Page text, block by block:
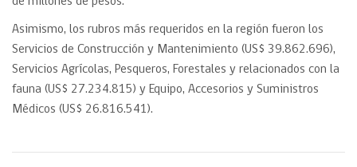
Asimismo, los rubros más requeridos en la región fueron los
Servicios de Construcción y Mantenimiento (US$ 39.862.696),
Servicios Agrícolas, Pesqueros, Forestales y relacionados con la
fauna (US$ 27.234.815) y Equipo, Accesorios y Suministros
Médicos (US$ 26.816.541).